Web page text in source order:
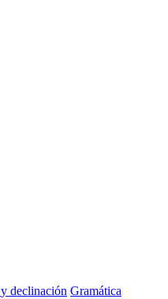
y declinación Gramática